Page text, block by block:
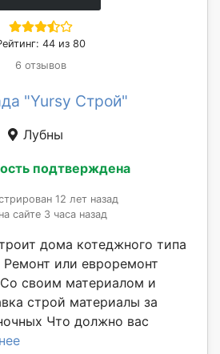
44 из 80
6 отзывов
"Yursy Строй"
Лубны
подтверждена
12 лет назад
сайте 3 часа назад
дома котеджного типа
или евроремонт
своим материалом и
строй материалы за
Что должно вас